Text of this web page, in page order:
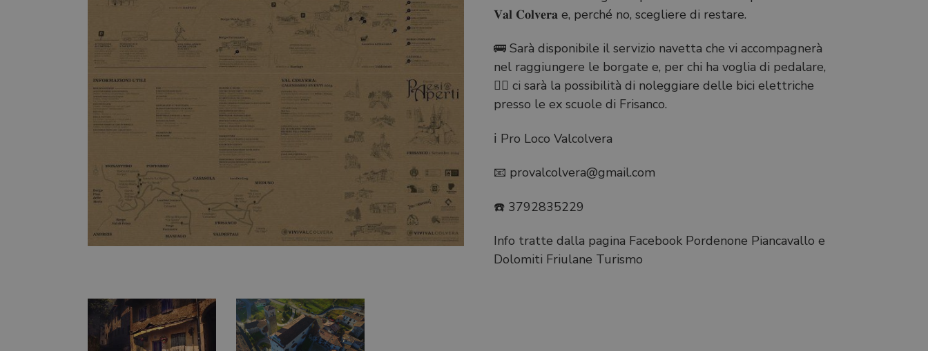
𝐕𝐚𝐥 𝐂𝐨𝐥𝐯𝐞𝐫𝐚 e, perché no, scegliere di restare.
🚌 Sarà disponibile il servizio navetta che vi accompagnerà
nel raggiungere le borgate e, per chi ha voglia di pedalare,
🚵‍♂️ ci sarà la possibilità di noleggiare delle bici elettriche
presso le ex scuole di Frisanco.
ℹ️ Pro Loco Valcolvera
📧 provalcolvera@gmail.com
☎️ 3792835229
Info tratte dalla pagina Facebook Pordenone Piancavallo e
Dolomiti Friulane Turismo